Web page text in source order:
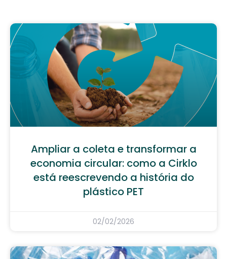
Ampliar a coleta e transformar a
economia circular: como a Cirklo
está reescrevendo a história do
plástico PET
02/02/2026